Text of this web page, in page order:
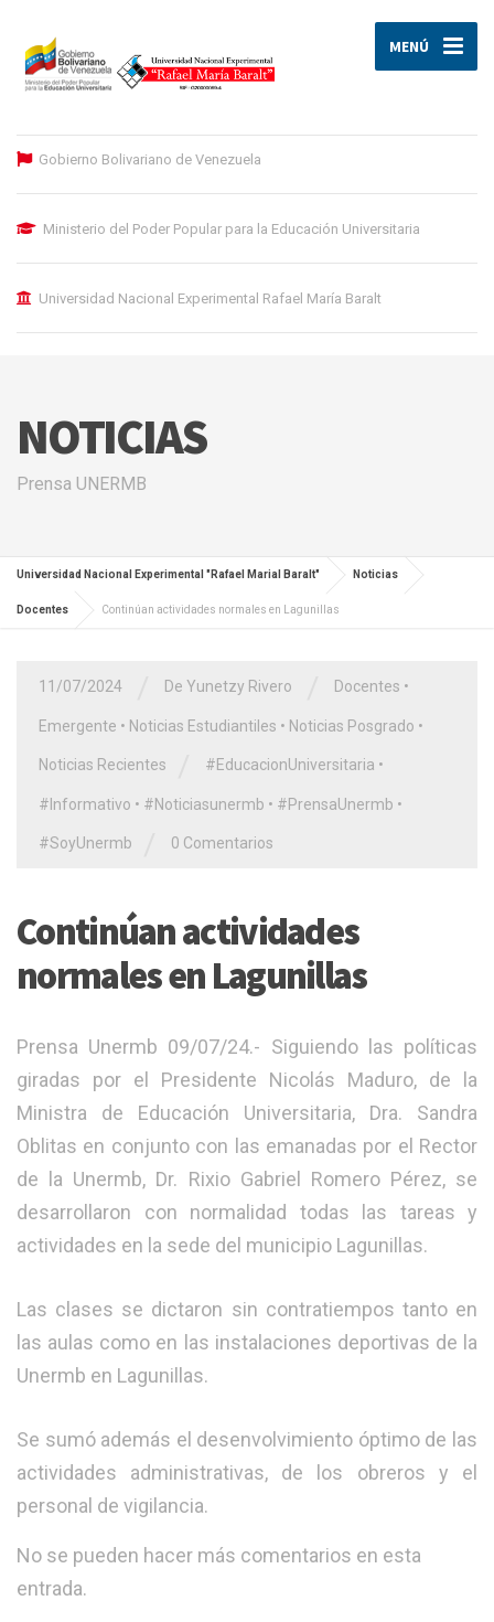
MENÚ
Gobierno Bolivariano de Venezuela
Ministerio del Poder Popular para la Educación Universitaria
Universidad Nacional Experimental Rafael María Baralt
NOTICIAS
Prensa UNERMB
Universidad Nacional Experimental "Rafael Marial Baralt" Noticias
Docentes Continúan actividades normales en Lagunillas
11/07/2024 De Yunetzy Rivero Docentes •
Emergente • Noticias Estudiantiles • Noticias Posgrado •
Noticias Recientes #EducacionUniversitaria •
#Informativo • #Noticiasunermb • #PrensaUnermb •
#SoyUnermb 0 Comentarios
Continúan actividades
normales en Lagunillas
Prensa Unermb 09/07/24.- Siguiendo las políticas
giradas por el Presidente Nicolás Maduro, de la
Ministra de Educación Universitaria, Dra. Sandra
Oblitas en conjunto con las emanadas por el Rector
de la Unermb, Dr. Rixio Gabriel Romero Pérez, se
desarrollaron con normalidad todas las tareas y
actividades en la sede del municipio Lagunillas.
Las clases se dictaron sin contratiempos tanto en
las aulas como en las instalaciones deportivas de la
Unermb en Lagunillas.
Se sumó además el desenvolvimiento óptimo de las
actividades administrativas, de los obreros y el
personal de vigilancia.
No se pueden hacer más comentarios en esta
entrada.